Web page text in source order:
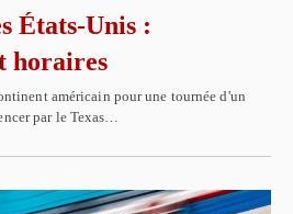
États-Unis :
horaires
américain pour une tournée d'un
par le Texas…